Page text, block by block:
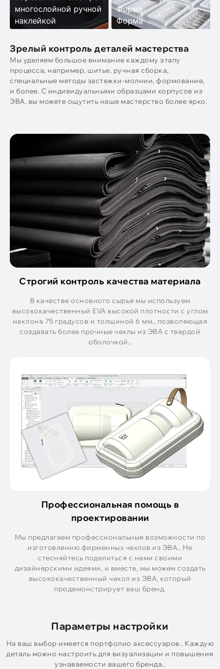
многослойной ручной
наклейкой
Форма
Форма
Зрелый контроль деталей мастерства
Мы уделяем большое внимание каждому этапу
процесса, например, шитье, ручная сборка,
специальные методы застежки-молнии, формование,
и более. С индивидуальными образцами корпусов из
ЭВА, вы можете ощутить наше мастерство более ярко.
Строгий контроль качества материала
В качестве основного сырья мы используем
высококачественный EVA высокой плотности с углом
наклона 75 градусов и толщиной 6 мм., позволяющая
создавать более прочные чехлы из ЭВА с твердой
оболочкой..
Профессиональная помощь в
проектировании
Мы предлагаем профессиональные возможности по
изготовлению фирменных чехлов из ЭВА.. Не
стесняйтесь поделиться с нами своими
дизайнерскими идеями, и вместе, мы можем создать
высококачественный чехол из ЭВА, который
продемонстрирует ваш бренд.
Параметры настройки
На ваш выбор имеется портфолио аксессуаров.. Каждую
деталь можно настроить для визуализации и повышения
узнаваемости вашего бренда..